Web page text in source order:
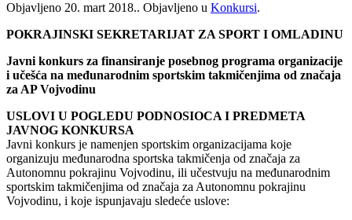
Objavljeno 20. mart 2018.. Objavljeno u Konkursi.
POKRAJINSKI SEKRETARIJAT ZA SPORT I OMLADINU
Javni konkurs za finansiranje posebnog programa organizacije
i učešća na međunarodnim sportskim takmičenjima od značaja
za AP Vojvodinu
USLOVI U POGLEDU PODNOSIOCA I PREDMETA
JAVNOG KONKURSA
Javni konkurs je namenjen sportskim organizacijama koje
organizuju međunarodna sportska takmičenja od značaja za
Autonomnu pokrajinu Vojvodinu, ili učestvuju na međunarodnim
sportskim takmičenjima od značaja za Autonomnu pokrajinu
Vojvodinu, i koje ispunjavaju sledeće uslove: